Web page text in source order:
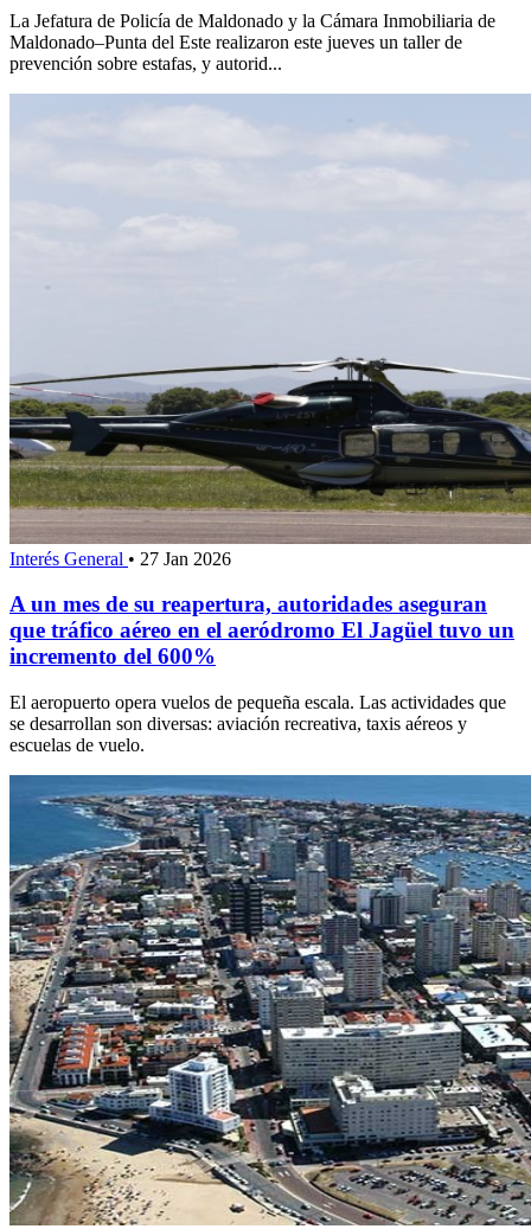
La Jefatura de Policía de Maldonado y la Cámara Inmobiliaria de
Maldonado–Punta del Este realizaron este jueves un taller de
prevención sobre estafas, y autorid...
Interés General • 27 Jan 2026
A un mes de su reapertura, autoridades aseguran
que tráfico aéreo en el aeródromo El Jagüel tuvo un
incremento del 600%
El aeropuerto opera vuelos de pequeña escala. Las actividades que
se desarrollan son diversas: aviación recreativa, taxis aéreos y
escuelas de vuelo.